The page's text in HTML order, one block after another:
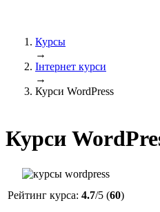
Курсы
→
Інтернет курси
→
Курси WordPress
Курси
Рейтинг курса: 4.7/5 (60)